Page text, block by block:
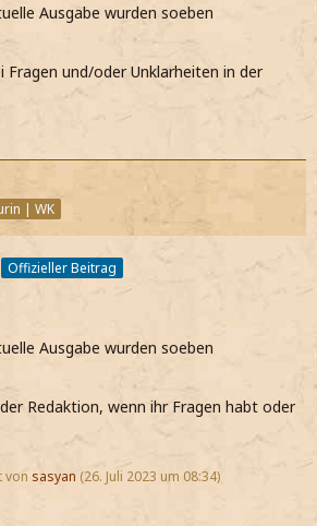
Ausgabe wurden soeben
und/oder Unklarheiten in der
| WK
Offizieller Beitrag
Ausgabe wurden soeben
Redaktion, wenn ihr Fragen habt oder
von sasyan (26. Juli 2023 um 08:34)